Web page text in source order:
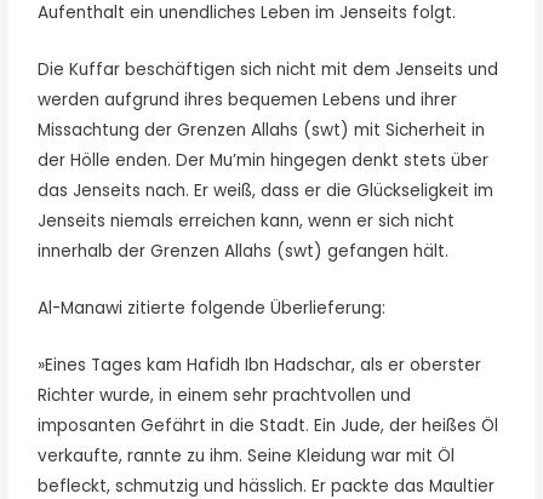
Aufenthalt ein unendliches Leben im Jenseits folgt.
Die Kuffar beschäftigen sich nicht mit dem Jenseits und
werden aufgrund ihres bequemen Lebens und ihrer
Missachtung der Grenzen Allahs (swt) mit Sicherheit in
der Hölle enden. Der Mu’min hingegen denkt stets über
das Jenseits nach. Er weiß, dass er die Glückseligkeit im
Jenseits niemals erreichen kann, wenn er sich nicht
innerhalb der Grenzen Allahs (swt) gefangen hält.
Al-Manawi zitierte folgende Überlieferung:
»Eines Tages kam Hafidh Ibn Hadschar, als er oberster
Richter wurde, in einem sehr prachtvollen und
imposanten Gefährt in die Stadt. Ein Jude, der heißes Öl
verkaufte, rannte zu ihm. Seine Kleidung war mit Öl
befleckt, schmutzig und hässlich. Er packte das Maultier